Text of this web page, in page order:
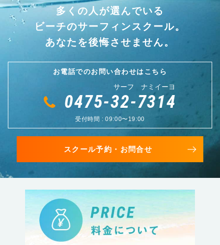
多くの人が選んでいる
ビーチのサーフィンスクール。
あなたを後悔させません。
お電話でのお問い合わせはこちら
サーフ ナミイーヨ
0475-32-7314
受付時間 : 09:00〜19:00
スクール予約・お問合せ